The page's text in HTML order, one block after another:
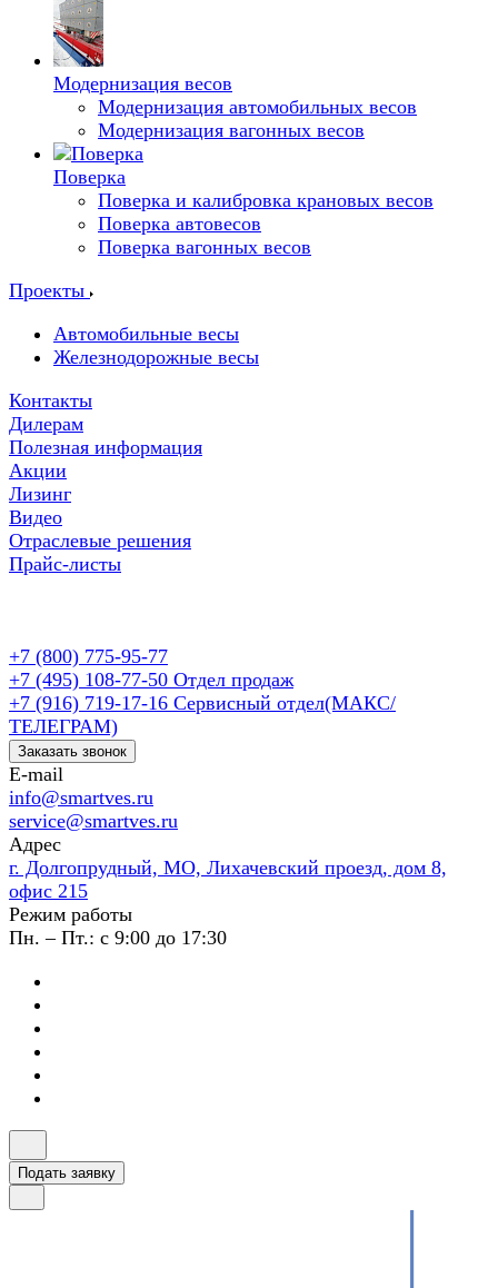
Модернизация весов
Модернизация автомобильных весов
Модернизация вагонных весов
Поверка
Поверка и калибровка крановых весов
Поверка автовесов
Поверка вагонных весов
Проекты
Автомобильные весы
Железнодорожные весы
Контакты
Дилерам
Полезная информация
Акции
Лизинг
Видео
Отраслевые решения
Прайс-листы
+7 (800) 775-95-77
+7 (495) 108-77-50 Отдел продаж
+7 (916) 719-17-16 Сервисный отдел(МАКС/
ТЕЛЕГРАМ)
Заказать звонок
E-mail
info@smartves.ru
service@smartves.ru
Адрес
г. Долгопрудный, МО, Лихачевский проезд, дом 8,
офис 215
Режим работы
Пн. – Пт.: с 9:00 до 17:30
Подать заявку